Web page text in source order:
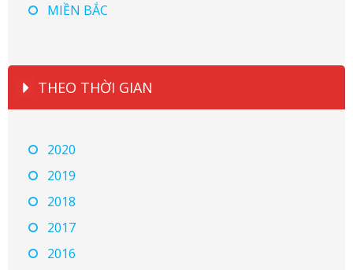
MIỀN BẮC
THEO THỜI GIAN
2020
2019
2018
2017
2016